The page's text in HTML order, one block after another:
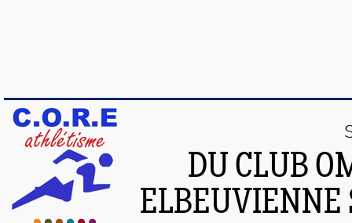
DU CLUB